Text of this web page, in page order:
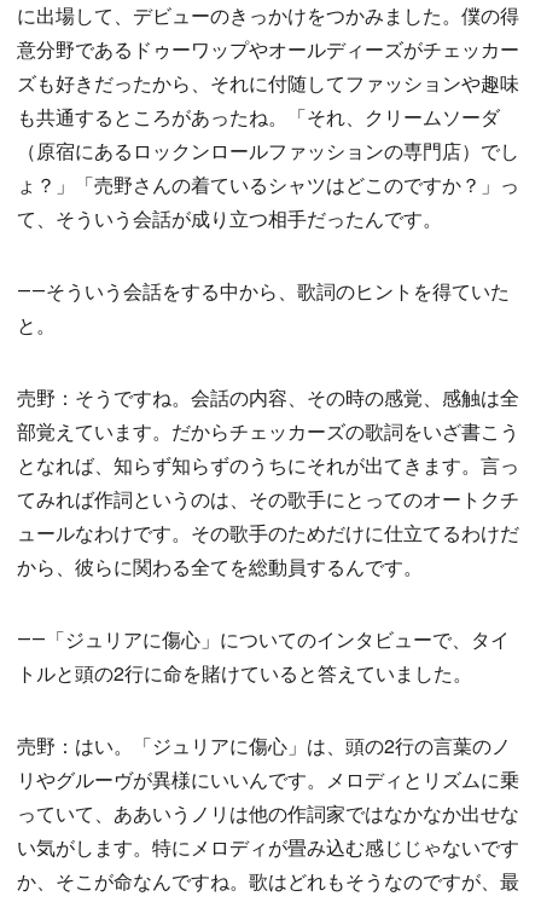
に出場して、デビューのきっかけをつかみました。僕の得
意分野であるドゥーワップやオールディーズがチェッカー
ズも好きだったから、それに付随してファッションや趣味
も共通するところがあったね。「それ、クリームソーダ
（原宿にあるロックンロールファッションの専門店）でし
ょ？」「売野さんの着ているシャツはどこのですか？」っ
て、そういう会話が成り立つ相手だったんです。
――そういう会話をする中から、歌詞のヒントを得ていた
と。
売野：そうですね。会話の内容、その時の感覚、感触は全
部覚えています。だからチェッカーズの歌詞をいざ書こう
となれば、知らず知らずのうちにそれが出てきます。言っ
てみれば作詞というのは、その歌手にとってのオートクチ
ュールなわけです。その歌手のためだけに仕立てるわけだ
から、彼らに関わる全てを総動員するんです。
――「ジュリアに傷心」についてのインタビューで、タイ
トルと頭の2行に命を賭けていると答えていました。
売野：はい。「ジュリアに傷心」は、頭の2行の言葉のノ
リやグルーヴが異様にいいんです。メロディとリズムに乗
っていて、ああいうノリは他の作詞家ではなかなか出せな
い気がします。特にメロディが畳み込む感じじゃないです
か、そこが命なんですね。歌はどれもそうなのですが、最